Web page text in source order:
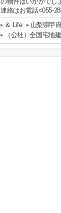
連絡はお電話<055-
＆ Life 山梨県甲
（公社）全国宅地